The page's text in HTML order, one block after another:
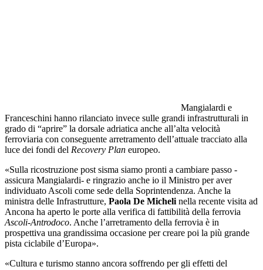
Mangialardi e
Franceschini hanno rilanciato invece sulle grandi infrastrutturali in
grado di “aprire” la dorsale adriatica anche all’alta velocità
ferroviaria con conseguente arretramento dell’attuale tracciato alla
luce dei fondi del Recovery Plan europeo.
«Sulla ricostruzione post sisma siamo pronti a cambiare passo -
assicura Mangialardi- e ringrazio anche io il Ministro per aver
individuato Ascoli come sede della Soprintendenza. Anche la
ministra delle Infrastrutture, Paola De Micheli nella recente visita ad
Ancona ha aperto le porte alla verifica di fattibilità della ferrovia
Ascoli-Antrodoco. Anche l’arretramento della ferrovia è in
prospettiva una grandissima occasione per creare poi la più grande
pista ciclabile d’Europa».
«Cultura e turismo stanno ancora soffrendo per gli effetti del